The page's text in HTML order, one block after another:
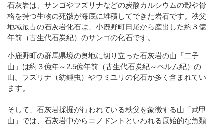
石灰岩は、サンゴやフズリナなどの炭酸カルシウムの殻や骨
格を持つ生物の死骸が海底に堆積してできた岩石です。秩父
地域最古の石灰岩化石は、小鹿野町日尾から産出した約３億
年前（古生代石炭紀）のサンゴの化石です。
小鹿野町の群馬県境の奥地に切り立った石灰岩の山「二子
山」は約３億年～2.5億年前（古生代石炭紀～ペルム紀）の
山。フズリナ（紡錘虫）やウミユリの化石が多く含まれてい
ます。
そして、石灰岩採掘が行われている秩父を象徴する山「武甲
山」では、石灰岩中からコノドントといわれる原始的な魚類